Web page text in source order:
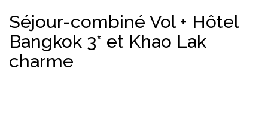
Séjour-combiné Vol + Hôtel
Bangkok 3* et Khao Lak
charme